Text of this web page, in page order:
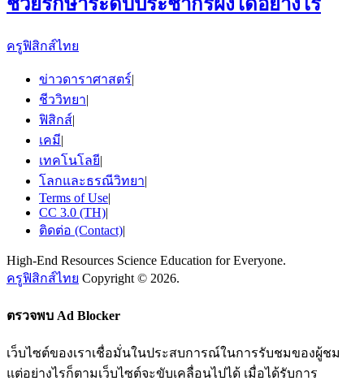
ครูฟิสิกส์ไทย
ข่าวดาราศาสตร์|
ชีววิทยา|
ฟิสิกส์|
เคมี|
เทคโนโลยี|
โลกและธรณีวิทยา|
Terms of Use|
CC 3.0 (TH)|
ติดต่อ (Contact)|
High-End Resources Science Education for Everyone.
ครูฟิสิกส์ไทย Copyright © 2026.
ตรวจพบ Ad Blocker
เว็บไซต์ของเราเชื่อมั่นในประสบการณ์ในการรับชมของผู้ชม
แต่อย่างไรก็ตามเว็บไซต์จะขับเคลื่อนไปได้ เมื่อได้รับการ